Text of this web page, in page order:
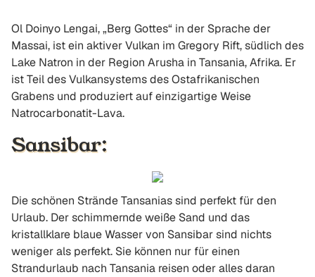
Ol Doinyo Lengai, „Berg Gottes“ in der Sprache der
Massai, ist ein aktiver Vulkan im Gregory Rift, südlich des
Lake Natron in der Region Arusha in Tansania, Afrika. Er
ist Teil des Vulkansystems des Ostafrikanischen
Grabens und produziert auf einzigartige Weise
Natrocarbonatit-Lava.
Sansibar:
Die schönen Strände Tansanias sind perfekt für den
Urlaub. Der schimmernde weiße Sand und das
kristallklare blaue Wasser von Sansibar sind nichts
weniger als perfekt. Sie können nur für einen
Strandurlaub nach Tansania reisen oder alles daran